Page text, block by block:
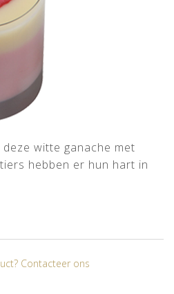
witte ganache met
hebben er hun hart in
Contacteer ons